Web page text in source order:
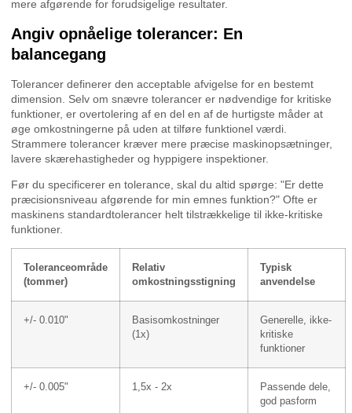
mere afgørende for forudsigelige resultater.
Angiv opnåelige tolerancer: En
balancegang
Tolerancer definerer den acceptable afvigelse for en bestemt
dimension. Selv om snævre tolerancer er nødvendige for kritiske
funktioner, er overtolering af en del en af de hurtigste måder at
øge omkostningerne på uden at tilføre funktionel værdi.
Strammere tolerancer kræver mere præcise maskinopsætninger,
lavere skærehastigheder og hyppigere inspektioner.
Før du specificerer en tolerance, skal du altid spørge: "Er dette
præcisionsniveau afgørende for min emnes funktion?" Ofte er
maskinens standardtolerancer helt tilstrækkelige til ikke-kritiske
funktioner.
Toleranceområde
(tommer)
Relativ
omkostningsstigning
Typisk
anvendelse
+/- 0.010"
Basisomkostninger
(1x)
Generelle, ikke-
kritiske
funktioner
+/- 0.005" 1,5x - 2x
Passende dele,
god pasform